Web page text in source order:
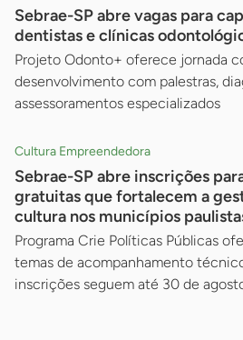
Sebrae-SP abre vagas para
dentistas e clínicas
Projeto Odonto+ oferece jornada
desenvolvimento com palestras,
assessoramentos especializados
Cultura Empreendedora
Sebrae-SP abre inscrições
gratuitas que fortalecem a
cultura nos municípios
Programa Crie Políticas Públicas
temas de acompanhamento
inscrições seguem até 30 de